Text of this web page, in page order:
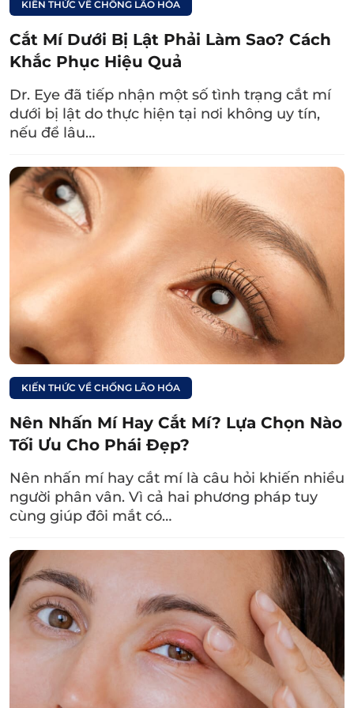
khuôn mặt. Song song đó, bác sĩ cũng trình
bày thử kết quả đạt được ngay trong lúc tư
vấn. Qua đó, khách hàng dễ dàng hình
và bảo đảm thời gian chỉ tiêu, hiệu quả bấm
mí như mong ước.
của đôi mắt không thể trọn vẹn nếu đường
nhấn mí để lại sẹo. Hiểu rõ điều này, đội ngũ
bác sĩ Dr. Eye không ngừng nỗ lực cập nhật
kiến thức và công nghệ mới nhất cùng thao
tác thực hiện nhẹ nhàng, chuẩn xác, hạn
chế sai sót. Không chỉ vậy, sau khi nhấn mí
xong, bác sĩ đều tận tình hướng dẫn cách
chăm sóc giúp chỉ nhấn mí tiêu nhanh,
đường nhấn mí lành thương theo đúng dự
kiến.
Sau khoảng thời gian tìm hiểu và lựa chọn
dịch vụ nhấn mí tại Dr. Eye, chị N.H.A (35 tuổi,
TP. HCM) hoàn toàn bất ngờ, xúc động trước
kết quả nhấn mí mắt và gửi gắm đôi lời chia
sẻ chân thành:
KIẾN THỨC VỀ CHỐNG LÃO HÓA
Cắt Mí Dưới Bị Lật Phải Làm Sao? Cách
Khắc Phục Hiệu Quả
Dr. Eye đã tiếp nhận một số tình trạng cắt mí
dưới bị lật do thực hiện tại nơi không uy tín,
nếu để lâu…
KIẾN THỨC VỀ CHỐNG LÃO HÓA
Nên Nhấn Mí Hay Cắt Mí? Lựa Chọn Nào
Tối Ưu Cho Phái Đẹp?
Nên nhấn mí hay cắt mí là câu hỏi khiến nhiều
người phân vân. Vì cả hai phương pháp tuy
cùng giúp đôi mắt có…